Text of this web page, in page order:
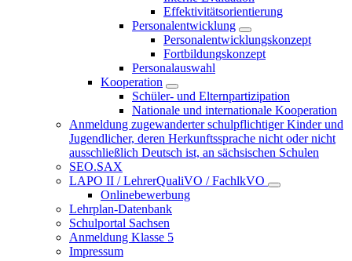
Effektivitätsorientierung
Personalentwicklung
Personalentwicklungskonzept
Fortbildungskonzept
Personalauswahl
Kooperation
Schüler- und Elternpartizipation
Nationale und internationale Kooperation
Anmeldung zugewanderter schulpflichtiger Kinder und
Jugendlicher, deren Herkunftssprache nicht oder nicht
ausschließlich Deutsch ist, an sächsischen Schulen
SEO.SAX
LAPO II / LehrerQualiVO / FachlkVO
Onlinebewerbung
Lehrplan-Datenbank
Schulportal Sachsen
Anmeldung Klasse 5
Impressum